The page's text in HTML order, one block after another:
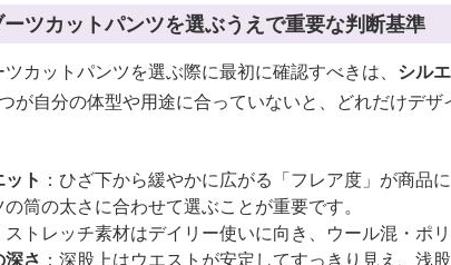
ツカットパンツを選ぶうえで重要な判断基準
カットパンツを選ぶ際に最初に確認すべきは、 シル
が自分の体型や用途に合っていないと、どれだけデ
ト ：ひざ下から緩やかに広がる「フレア度」が商品
筒の太さに合わせて選ぶことが重要です。
ストレッチ素材はデイリー使いに向き、ウール混・ポ
深さ ：深股上はウエストが安定してすっきり見え、浅